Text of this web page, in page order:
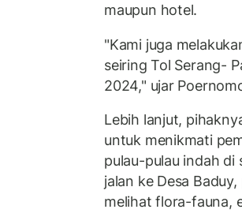
maupun hotel.
"Kami juga
seiring Tol Serang-
2024," ujar
Lebih lanjut,
untuk menikmati
pulau-pulau indah di
jalan ke Desa
melihat flora-fauna,